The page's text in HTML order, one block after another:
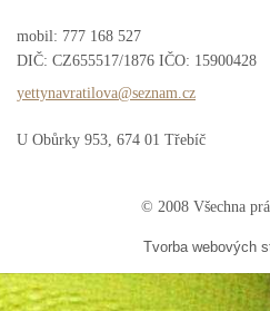
mobil: 777 168 527
DIČ: CZ655517/1876 IČO: 15900428
yettynavratilova@seznam. cz
U Obůrky 953, 674 01 Třebíč
© 2008 Všechna
Tvorba webových